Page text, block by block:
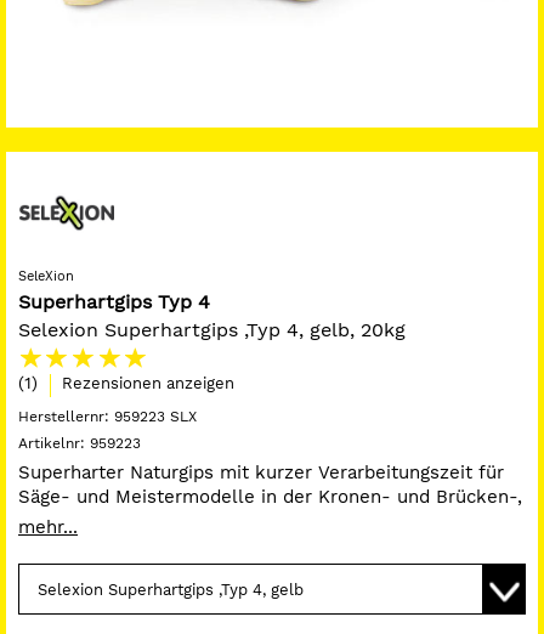
SeleXion
Superhartgips Typ 4
Selexion Superhartgips ,Typ 4, gelb, 20kg
(1) Rezensionen anzeigen
Herstellernr: 959223 SLX
Artikelnr: 959223
Superharter Naturgips mit kurzer Verarbeitungszeit für
Säge- und Meistermodelle in der Kronen- und Brücken-,
Inlay- und Onlay- und Modellgußtechnik. Entspricht DIN
Technische Werte
(gültig bei MV 100 g : 20 ml und Vakuumanmischung*):
mehr...